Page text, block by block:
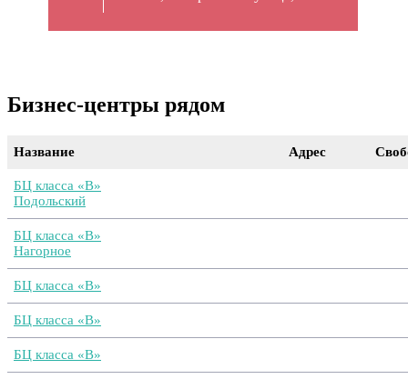
Бизнес-центры рядом
Название Адрес
БЦ класса «B»
Подольский
БЦ класса «B»
Нагорное
БЦ класса «B»
БЦ класса «B»
БЦ класса «B»